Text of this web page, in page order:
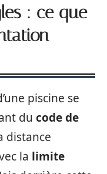
: ce que
piscine se
du code de
distance
la limite